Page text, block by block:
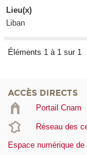
Lieu(x)
Liban
Éléments 1 à 1 sur 1
ACCÈS DIRECTS
Portail Cnam
Réseau des
Espace numérique